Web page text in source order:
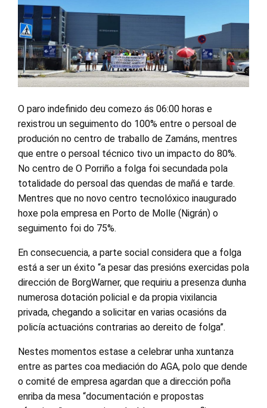
O paro indefinido deu comezo ás 06:00 horas e
rexistrou un seguimento do 100% entre o persoal de
produción no centro de traballo de Zamáns, mentres
que entre o persoal técnico tivo un impacto do 80%.
No centro de O Porriño a folga foi secundada pola
totalidade do persoal das quendas de mañá e tarde.
Mentres que no novo centro tecnolóxico inaugurado
hoxe pola empresa en Porto de Molle (Nigrán) o
seguimento foi do 75%.
En consecuencia, a parte social considera que a folga
está a ser un éxito “a pesar das presións exercidas pola
dirección de BorgWarner, que requiriu a presenza dunha
numerosa dotación policial e da propia vixilancia
privada, chegando a solicitar en varias ocasións da
policía actuacións contrarias ao dereito de folga”.
Nestes momentos estase a celebrar unha xuntanza
entre as partes coa mediación do AGA, polo que dende
o comité de empresa agardan que a dirección poña
enriba da mesa “documentación e propostas